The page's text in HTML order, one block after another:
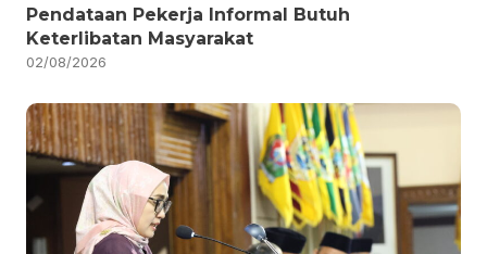
Pendataan Pekerja Informal Butuh
Keterlibatan Masyarakat
02/08/2026